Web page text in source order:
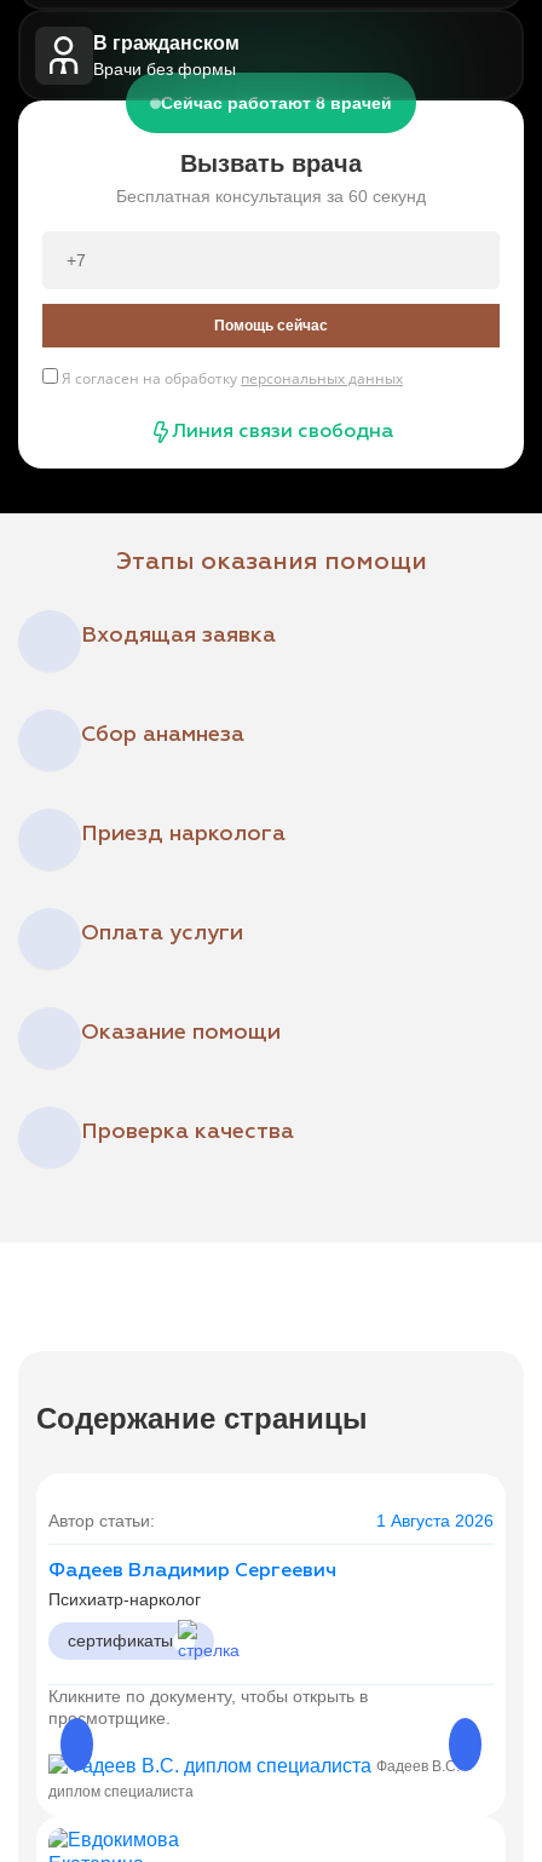
В гражданском
Врачи без формы
Сейчас работают 8 врачей
Вызвать врача
Бесплатная консультация за 60 секунд
Помощь сейчас
Я согласен на обработку персональных данных
Линия связи свободна
Этапы оказания помощи
Входящая заявка
Сбор анамнеза
Приезд нарколога
Оплата услуги
Оказание помощи
Проверка качества
Содержание страницы
Автор статьи: 1 Августа 2026
Фадеев Владимир Сергеевич
Психиатр-нарколог
сертификаты
Кликните по документу, чтобы открыть в
просмотрщике.
Фадеев В.С.
диплом специалиста